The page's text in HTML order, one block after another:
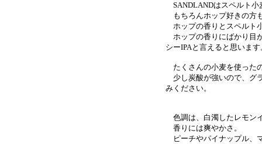
SANDLANDはスペルト小
もちろんホップ好きの方
ホップの香りとスペルト
ホップの香りにばかり目
シーIPAと言えると思います
たくさんの小麦を使った
少し炭酸が強いので、グ
みください。
色調は、白濁したレモン
香りには爽やかさ。
ピーチやパイナップル、